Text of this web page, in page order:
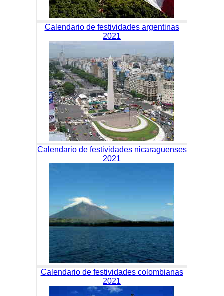
Calendario de festividades argentinas
2021
Calendario de festividades nicaraguenses
2021
Calendario de festividades colombianas
2021